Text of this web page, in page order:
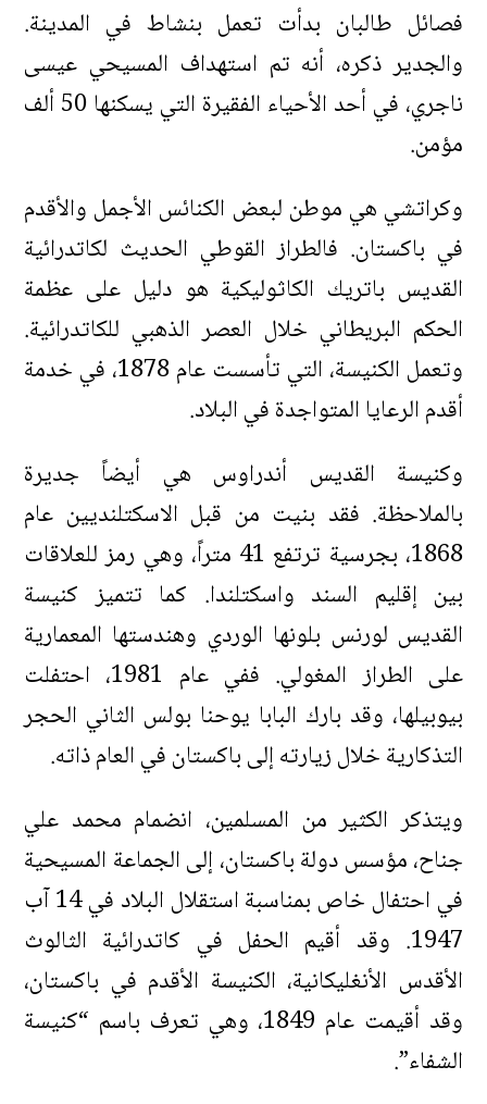
فصائل طالبان بدأت تعمل بنشاط في المدينة.
والجدير ذكره، أنه تم استهداف المسيحي عيسى
ناجري، في أحد الأحياء الفقيرة التي يسكنها 50 ألف
مؤمن.
وكراتشي هي موطن لبعض الكنائس الأجمل والأقدم
في باكستان. فالطراز القوطي الحديث لكاتدرائية
القديس باتريك الكاثوليكية هو دليل على عظمة
الحكم البريطاني خلال العصر الذهبي للكاتدرائية.
وتعمل الكنيسة، التي تأسست عام 1878، في خدمة
أقدم الرعايا المتواجدة في البلاد.
وكنيسة القديس أندراوس هي أيضاً جديرة
بالملاحظة. فقد بنيت من قبل الاسكتلنديين عام
1868، بجرسية ترتفع 41 متراً، وهي رمز للعلاقات
بين إقليم السند واسكتلندا. كما تتميز كنيسة
القديس لورنس بلونها الوردي وهندستها المعمارية
على الطراز المغولي. ففي عام 1981، احتفلت
بيوبيلها، وقد بارك البابا يوحنا بولس الثاني الحجر
التذكارية خلال زيارته إلى باكستان في العام ذاته.
ويتذكر الكثير من المسلمين، انضمام محمد علي
جناح، مؤسس دولة باكستان، إلى الجماعة المسيحية
في احتفال خاص بمناسبة استقلال البلاد في 14 آب
1947. وقد أقيم الحفل في كاتدرائية الثالوث
الأقدس الأنغليكانية، الكنيسة الأقدم في باكستان،
وقد أقيمت عام 1849، وهي تعرف باسم “كنيسة
الشفاء”.